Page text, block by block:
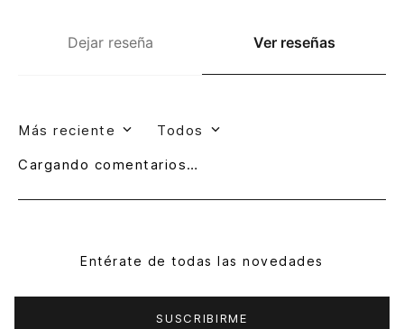
Dejar reseña Ver reseñas
Más reciente Todos
Cargando comentarios…
Entérate de todas las novedades
SUSCRIBIRME